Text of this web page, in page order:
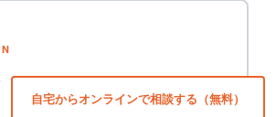
自宅からオンラインで相談する（無料）